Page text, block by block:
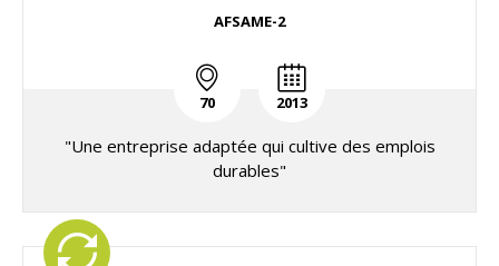
AFSAME-2
70 2013
"Une entreprise adaptée qui cultive des emplois
durables"